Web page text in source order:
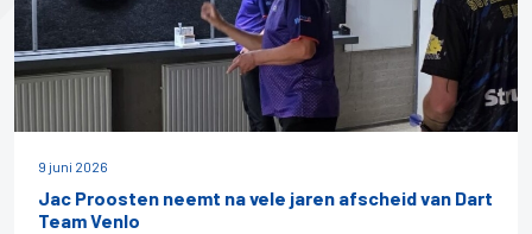
9 juni 2026
Jac Proosten neemt na vele jaren afscheid van Dart
Team Venlo